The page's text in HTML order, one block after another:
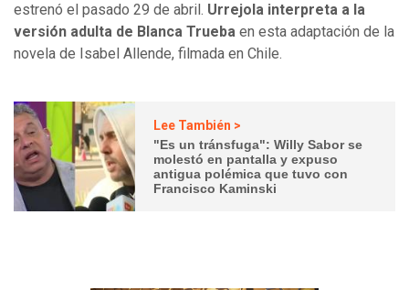
estrenó el pasado 29 de abril. Urrejola interpreta a la
versión adulta de Blanca Trueba en esta adaptación de la
novela de Isabel Allende, filmada en Chile.
Lee También >
"Es un tránsfuga": Willy Sabor se
molestó en pantalla y expuso
antigua polémica que tuvo con
Francisco Kaminski